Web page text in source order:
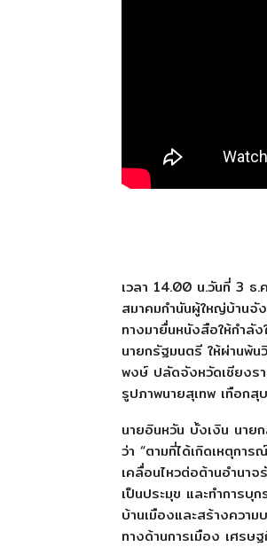
เวลา 14.00 น.วันที่ 3 ธ
สมาคมกำนันผู้ใหญ่บ้านจั
ทางมายื่นหนังสือให้กำลั
นายกรัฐมนตรี ให้ผ่านพ้
พงษ์ ปลัดจังหวัดเชียงร
รูปภาพนายสุเทพ เทือกสุ
นายอินหวัน บั้งเงิน นาย
ว่า “ตามที่ได้เกิดเหตุกา
เคลื่อนไหวต่อต้านอำนา
เป็นประมุข และทำการบุ
บ้านเมืองและสร้างความ
ทางด้านการเมือง เศร